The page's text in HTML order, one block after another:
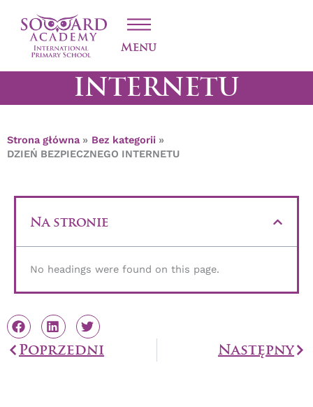
Menu
DZIEŃ
BEZPIECZNEGO
INTERNETU
Strona główna
Bez kategorii
DZIEŃ BEZPIECZNEGO INTERNETU
Na stronie
No headings were found on this page.
PrevPoprzedni Następny